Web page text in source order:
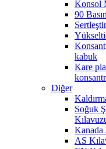
Konsol
90
kabuk
Kare
Diğer
Soğuk
Kanada
AS